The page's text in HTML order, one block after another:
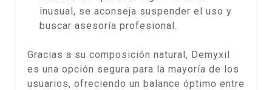
inusual, se aconseja suspender el uso y
buscar asesoría profesional.
Gracias a su composición natural, Demyxil
es una opción segura para la mayoría de los
usuarios, ofreciendo un balance óptimo entre